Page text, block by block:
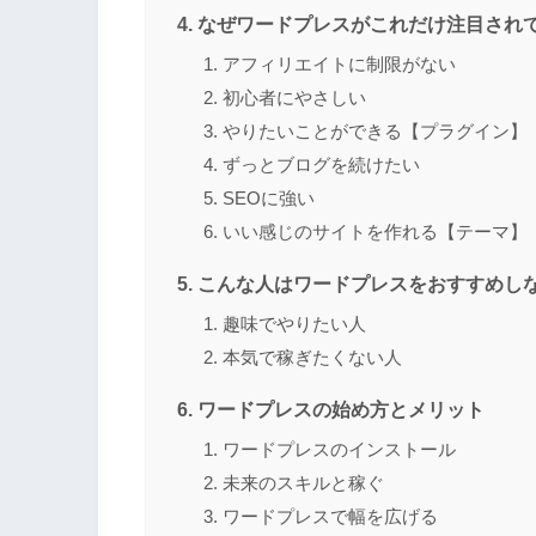
なぜワードプレスがこれだけ注目され
アフィリエイトに制限がない
初心者にやさしい
やりたいことができる【プラグイン】
ずっとブログを続けたい
SEOに強い
いい感じのサイトを作れる【テーマ】
こんな人はワードプレスをおすすめし
趣味でやりたい人
本気で稼ぎたくない人
ワードプレスの始め方とメリット
ワードプレスのインストール
未来のスキルと稼ぐ
ワードプレスで幅を広げる